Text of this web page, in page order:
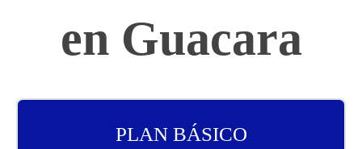
en Guacara
PLAN BÁSICO